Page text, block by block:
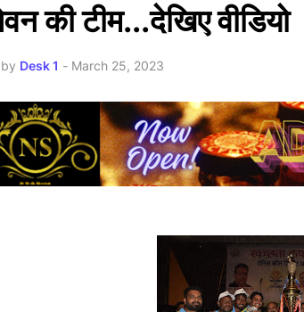
की टीम...देखिए वीडियो
by Desk 1 - March 25, 2023